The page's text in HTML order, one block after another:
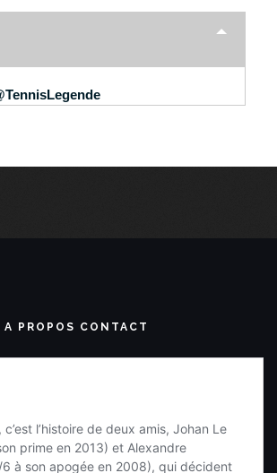
A PROPOS CONTACT